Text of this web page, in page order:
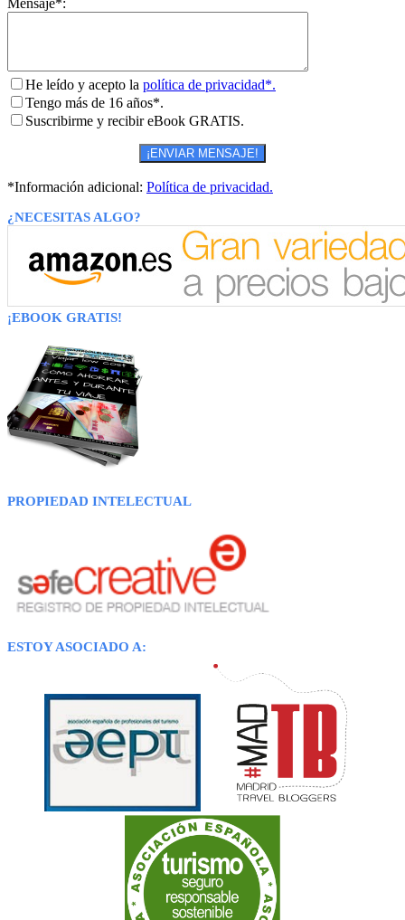
Mensaje*:
He leído y acepto la política de privacidad*.
Tengo más de 16 años*.
Suscribirme y recibir eBook GRATIS.
*Información adicional: Política de privacidad.
¿NECESITAS ALGO?
¡EBOOK GRATIS!
PROPIEDAD INTELECTUAL
ESTOY ASOCIADO A: